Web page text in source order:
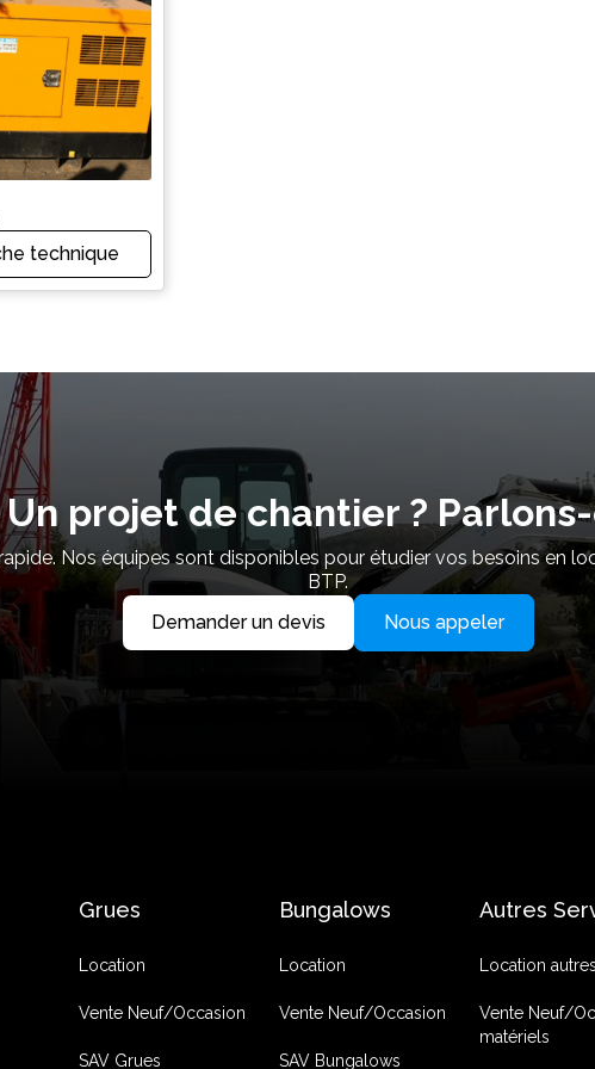
technique
Un projet de chantier ?
Nos équipes sont disponibles pour étudier vos besoins en
BTP.
Demander un devis
Nous appeler
Grues
Location
Vente Neuf/Occasion
SAV Grues
Bungalows
Location
Vente Neuf/Occasion
SAV Bungalows
Autres
Location
Vente Neuf/
matériels